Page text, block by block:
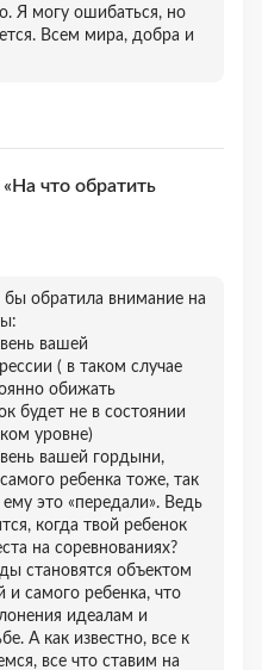
Я могу ошибаться, но
Всем мира, добра и
что обратить
обратила внимание на
вашей
( в таком случае
обижать
будет не в состоянии
уровне)
вашей гордыни,
ребенка тоже, так
ему это «передали». Ведь
когда твой ребенок
на соревнованиях?
становятся объектом
и самого ребенка, что
идеалам и
А как известно, все к
все что ставим на